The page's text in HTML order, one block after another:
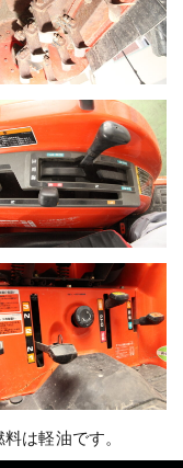
は軽油です。